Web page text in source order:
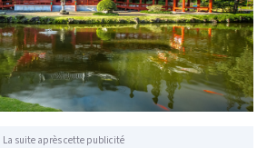
La suite après cette publicité